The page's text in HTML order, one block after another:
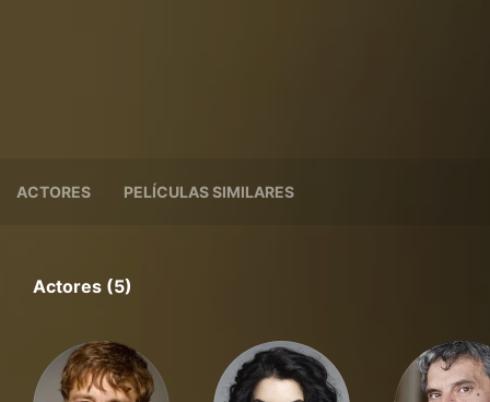
ACTORES PELÍCULAS SIMILARES
Actores (5)